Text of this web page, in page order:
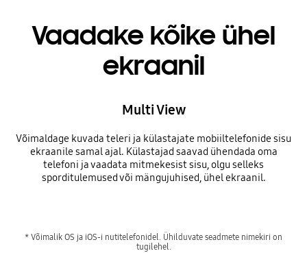
Vaadake kõike ühel
ekraanil
Multi View
Võimaldage kuvada teleri ja külastajate mobiiltelefonide sisu
ekraanile samal ajal. Külastajad saavad ühendada oma
telefoni ja vaadata mitmekesist sisu, olgu selleks
sporditulemused või mängujuhised, ühel ekraanil.
* Võimalik OS ja iOS-i nutitelefonidel. Ühilduvate seadmete nimekiri on
tugilehel.